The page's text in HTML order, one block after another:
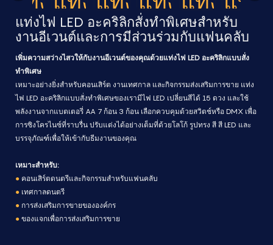
แท่งไฟ LED อะคริลิกสั่งทำพิเศษสำหรับ
งานอีเวนต์และการมีส่วนร่วมกับแฟนคลับ
เพิ่มความสว่างไสวให้กับงานอีเวนต์ของคุณด้วยแท่งไฟ LED อะคริลิกแบบสั่ง
ทำพิเศษ
เหมาะอย่างยิ่งสำหรับคอนเสิร์ต งานเทศกาล และกิจกรรมส่งเสริมการขาย แท่ง
ไฟ LED อะคริลิกแบบสั่งทำพิเศษของเรามีไฟ LED เปลี่ยนสีได้ 15 ดวง และใช้
พลังงานจากแบตเตอรี่ AA 7 ก้อน 3 ก้อน เลือกควบคุมด้วยสวิตช์หรือ DMX เพื่อ
การซิงโครไนซ์ที่ราบรื่น ปรับแต่งได้อย่างเต็มที่ด้วยโลโก้ รูปทรง สี สี LED และ
บรรจุภัณฑ์เพื่อให้เข้ากับธีมงานของคุณ
เหมาะสำหรับ:
● คอนเสิร์ตดนตรีและกิจกรรมสำหรับแฟนคลับ
● เทศกาลดนตรี
● การส่งเสริมการขายขององค์กร
● ของแจกเพื่อการส่งเสริมการขาย